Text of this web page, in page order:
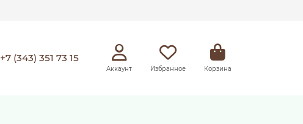
+7 (343) 351 73 15
Аккаунт Избранное Корзина